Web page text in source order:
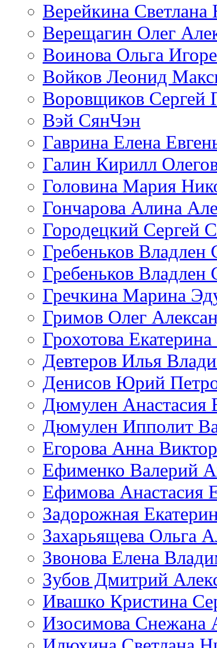
Верейкина Светлана
Верещагин Олег
Воинова Ольга
Войков Леонид
Воровщиков Сергей
Вэй СянЧэн
Гаврина Елена
Галин Кирилл
Головина Мария
Гончарова Алина
Городецкий Сергей
Гребеньков Владлен
Гребеньков Владлен
Гречкина Марина
Гримов Олег
Грохотова
Девтеров Илья
Денисов Юрий
Дюмулен Анастасия
Дюмулен Ипполит
Егорова Анна
Ефименко Валерий
Ефимова Анастасия
Задорожная
Захарьящева Ольга
Звонова Елена
Зубов Дмитрий
Ивашко Кристина
Изосимова Снежана